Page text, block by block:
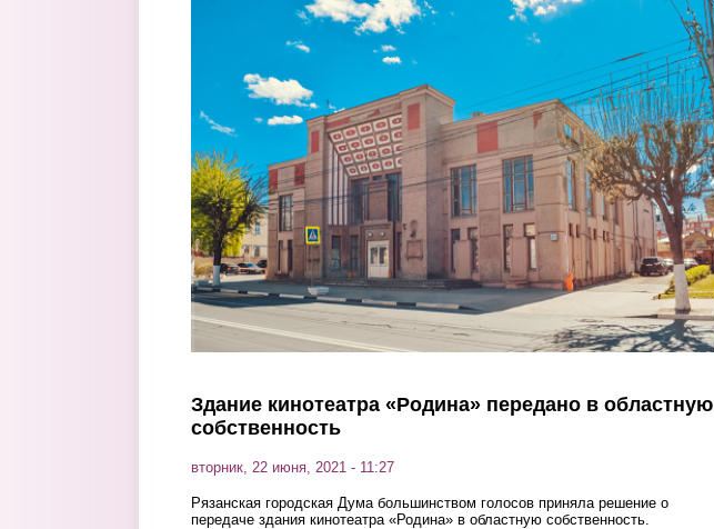
Здание кинотеатра «Родина» передано в областную
собственность
вторник, 22 июня, 2021 - 11:27
Рязанская городская Дума большинством голосов приняла решение о
передаче здания кинотеатра «Родина» в областную собственность.